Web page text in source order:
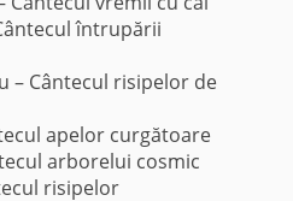
întrupării
– Cântecul risipelor de
apelor curgătoare
arborelui cosmic
risipelor